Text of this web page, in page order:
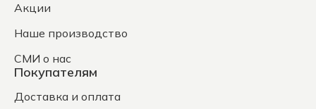
Акции
Наше производство
СМИ о нас
Покупателям
Доставка и оплата